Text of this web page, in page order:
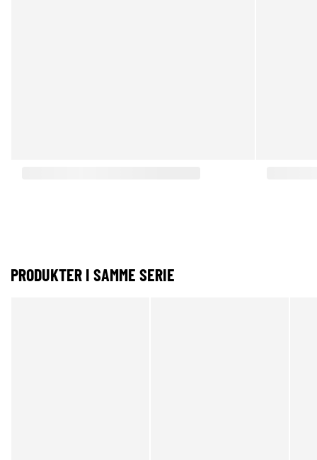
PRODUKTER I SAMME SERIE